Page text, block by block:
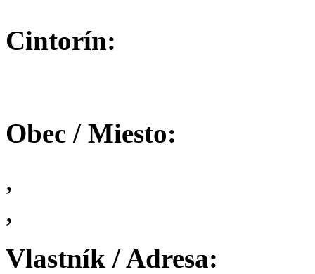
Cintorín:
Obec / Miesto:
,
,
Vlastník / Adresa: